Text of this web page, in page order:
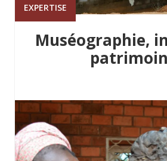
EXPERTISE
Muséographie,